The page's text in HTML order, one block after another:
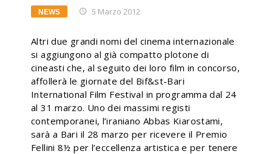
NEWS 5 Marzo 2012
Altri due grandi nomi del cinema internazionale
si aggiungono al già compatto plotone di
cineasti che, al seguito dei loro film in concorso,
affollerà le giornate del Bif&st-Bari
International Film Festival in programma dal 24
al 31 marzo. Uno dei massimi registi
contemporanei, l’iraniano Abbas Kiarostami,
sarà a Bari il 28 marzo per ricevere il Premio
Fellini 8½ per l’eccellenza artistica e per tenere